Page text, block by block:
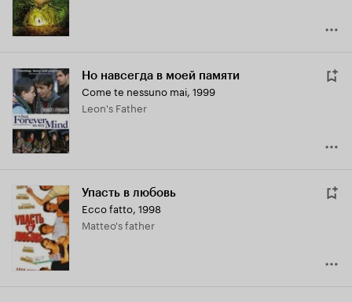
Но навсегда в моей памяти
Come te nessuno mai, 1999
Leon's Father
Упасть в любовь
Ecco fatto, 1998
Matteo's father